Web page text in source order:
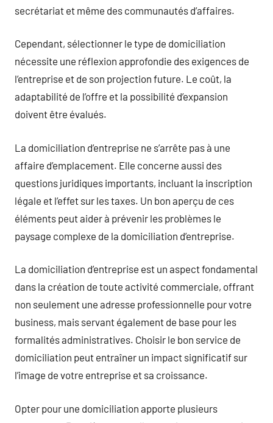
secrétariat et même des communautés d’affaires.
Cependant, sélectionner le type de domiciliation
nécessite une réflexion approfondie des exigences de
l’entreprise et de son projection future. Le coût, la
adaptabilité de l’offre et la possibilité d’expansion
doivent être évalués.
La domiciliation d’entreprise ne s’arrête pas à une
affaire d’emplacement. Elle concerne aussi des
questions juridiques importants, incluant la inscription
légale et l’effet sur les taxes. Un bon aperçu de ces
éléments peut aider à prévenir les problèmes le
paysage complexe de la domiciliation d’entreprise.
La domiciliation d’entreprise est un aspect fondamental
dans la création de toute activité commerciale, offrant
non seulement une adresse professionnelle pour votre
business, mais servant également de base pour les
formalités administratives. Choisir le bon service de
domiciliation peut entraîner un impact significatif sur
l’image de votre entreprise et sa croissance.
Opter pour une domiciliation apporte plusieurs